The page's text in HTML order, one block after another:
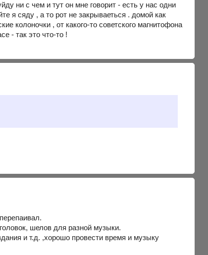
ни с чем и тут он мне говорит - есть у нас одни
я сяду , а то рот не закрываеться . домой как
колоночки , от какого-то советского магнитофона
- так это что-то !
шелов для разной музыки.
и т.д. ,хорошо провести время и музыку